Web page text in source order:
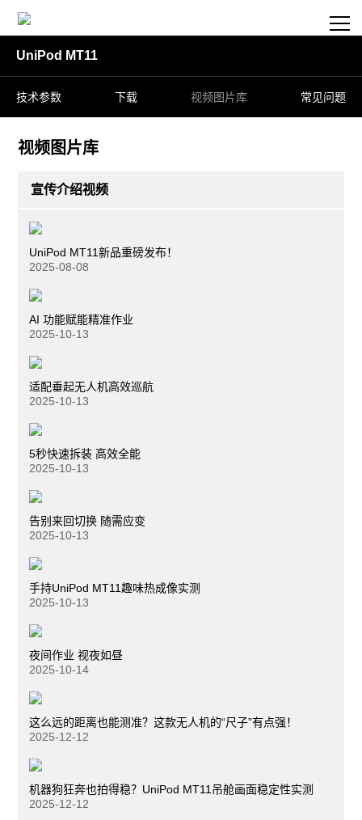
UniPod MT11
技术参数 下载 视频图片库 常见问题
视频图片库
宣传介绍视频
UniPod MT11新品重磅发布！
2025-08-08
AI 功能赋能精准作业
2025-10-13
适配垂起无人机高效巡航
2025-10-13
5秒快速拆装 高效全能
2025-10-13
告别来回切换 随需应变
2025-10-13
手持UniPod MT11趣味热成像实测
2025-10-13
夜间作业 视夜如昼
2025-10-14
这么远的距离也能测准？这款无人机的“尺子”有点强！
2025-12-12
机器狗狂奔也拍得稳？UniPod MT11吊舱画面稳定性实测
2025-12-12